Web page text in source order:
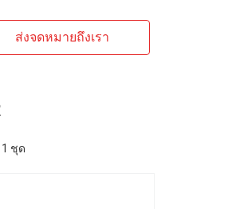
ส่งจดหมายถึงเรา
1 ชุด